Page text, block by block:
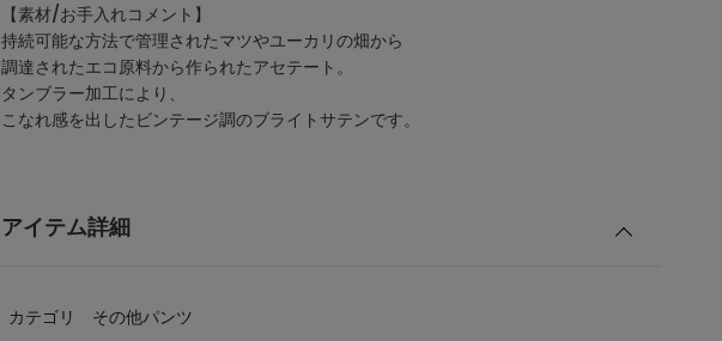
【素材/お手入れコメント】
持続可能な方法で管理されたマツやユーカリの畑から
調達されたエコ原料から作られたアセテート。
タンブラー加工により、
こなれ感を出したビンテージ調のブライトサテンです。
アイテム詳細
カテゴリ
その他パンツ